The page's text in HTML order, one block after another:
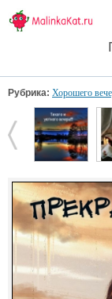
Рубрика: Хорошего